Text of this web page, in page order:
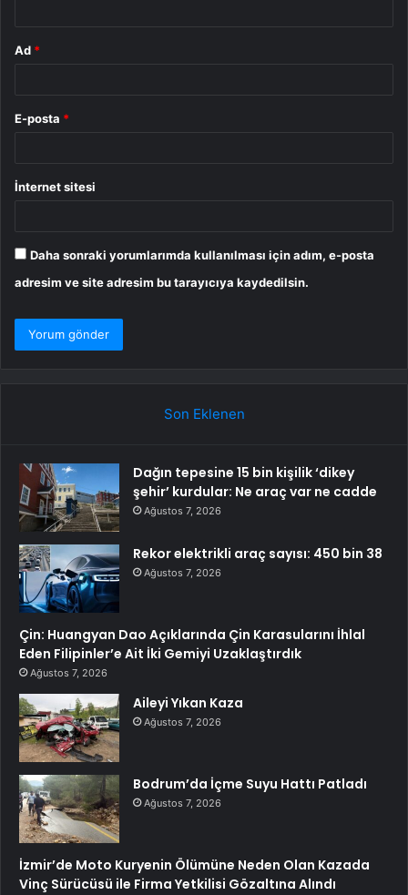
Ad *
E-posta *
İnternet sitesi
Daha sonraki yorumlarımda kullanılması için adım, e-posta
adresim ve site adresim bu tarayıcıya kaydedilsin.
Son Eklenen
Dağın tepesine 15 bin kişilik ‘dikey
şehir’ kurdular: Ne araç var ne cadde
Ağustos 7, 2026
Rekor elektrikli araç sayısı: 450 bin 38
Ağustos 7, 2026
Çin: Huangyan Dao Açıklarında Çin Karasularını İhlal
Eden Filipinler’e Ait İki Gemiyi Uzaklaştırdık
Ağustos 7, 2026
Aileyi Yıkan Kaza
Ağustos 7, 2026
Bodrum’da İçme Suyu Hattı Patladı
Ağustos 7, 2026
İzmir’de Moto Kuryenin Ölümüne Neden Olan Kazada
Vinç Sürücüsü ile Firma Yetkilisi Gözaltına Alındı